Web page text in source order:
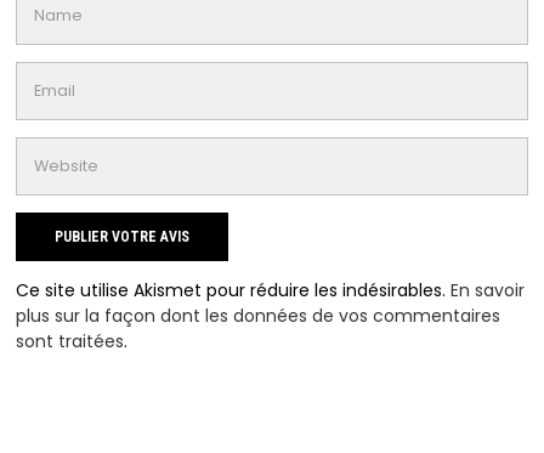
Ce site utilise Akismet pour réduire les indésirables.En savoir
plus sur la façon dont les données de vos commentaires
sont traitées.